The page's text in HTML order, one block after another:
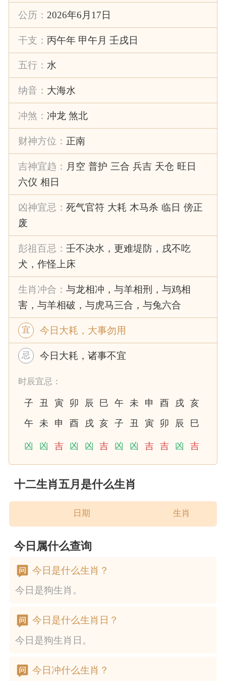
公历： 2026年6月17日
干支： 丙午年 甲午月 壬戌日
五行： 水
纳音： 大海水
冲煞： 冲龙 煞北
财神方位： 正南
吉神宜趋： 月空 普护 三合 兵吉 天仓 旺日
六仪 相日
凶神宜忌： 死气官符 大耗 木马杀 临日 傍正
废
彭祖百忌： 壬不决水，更难堤防，戌不吃
犬，作怪上床
生肖冲合： 与龙相冲，与羊相刑，与鸡相
害，与羊相破，与虎马三合，与兔六合
宜 今日大耗，大事勿用
忌 今日大耗，诸事不宜
时辰宜忌：
子
午
凶
丑
未
凶
寅
申
吉
卯
酉
凶
辰
戌
凶
巳
亥
吉
午
子
凶
未
丑
凶
申
寅
吉
酉
卯
吉
戌
辰
凶
亥
巳
吉
十二生肖五月是什么生肖
日期 生肖
今日属什么查询
今日是什么生肖？
今日是狗生肖。
今日是什么生肖日？
今日是狗生肖日。
今日冲什么生肖？